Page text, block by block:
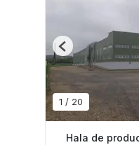
1 / 20
Previous
Hala de